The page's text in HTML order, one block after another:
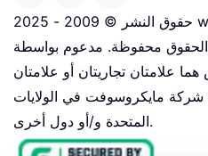
حقوق النشر © 2009 - 2025 www.extendoffice.com. |
علامتان تجاريتان أو علامتان
شركة مايكروسوفت في الولايات
المتحدة و/أو دول أخرى.